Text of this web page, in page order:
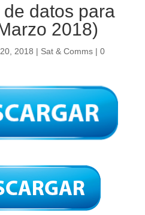
datos para
2018)
2018 | Sat & Comms| 0